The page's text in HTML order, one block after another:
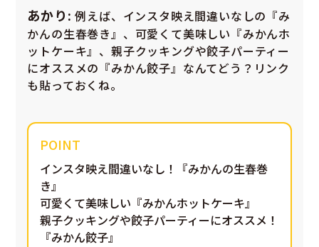
あかり: 例えば、インスタ映え間違いなしの『み
かんの生春巻き』、可愛くて美味しい『みかんホ
ットケーキ』、親子クッキングや餃子パーティー
にオススメの『みかん餃子』なんてどう？リンク
も貼っておくね。
インスタ映え間違いなし！『みかんの生春巻
き』
可愛くて美味しい『みかんホットケーキ』
親子クッキングや餃子パーティーにオススメ！
『みかん餃子』